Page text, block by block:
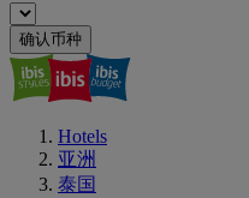
确认币种
Hotels
亚洲
泰国